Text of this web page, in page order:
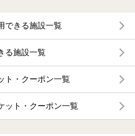
できる施設一覧
る施設一覧
ト・クーポン一覧
ット・クーポン一覧